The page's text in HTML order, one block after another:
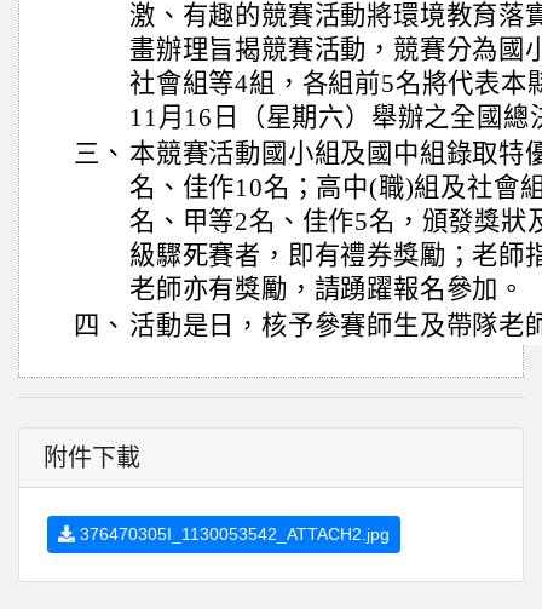
激、有趣的競賽活動將環境教育落
畫辦理旨揭競賽活動，競賽分為國
社會組等4組，各組前5名將代表本
11月16日（星期六）舉辦之全國總
三、 本競賽活動國小組及國中組錄取特
名、佳作10名；高中(職)組及社會
名、甲等2名、佳作5名，頒發獎狀
級驟死賽者，即有禮券獎勵；老師
老師亦有獎勵，請踴躍報名參加。
四、 活動是日，核予參賽師生及帶隊老
附件下載
376470305I_1130053542_ATTACH2.jpg